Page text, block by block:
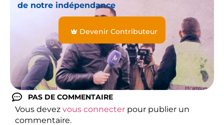
de notre indépendance
Devenir Contributeur
PAS DE COMMENTAIRE
Vous devez vous connecter pour publier un
commentaire.